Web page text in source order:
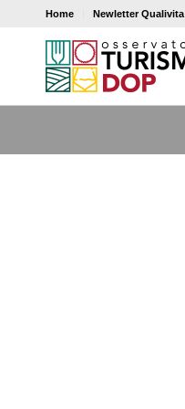
Home Newletter Qualivita